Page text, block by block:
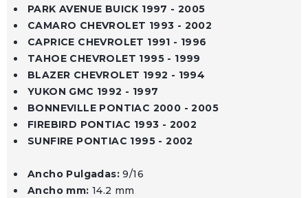
PARK AVENUE BUICK 1997 - 2005
CAMARO CHEVROLET 1993 - 2002
CAPRICE CHEVROLET 1991 - 1996
TAHOE CHEVROLET 1995 - 1999
BLAZER CHEVROLET 1992 - 1994
YUKON GMC 1992 - 1997
BONNEVILLE PONTIAC 2000 - 2005
FIREBIRD PONTIAC 1993 - 2002
SUNFIRE PONTIAC 1995 - 2002
Ancho Pulgadas: 9/16
Ancho mm: 14.2 mm